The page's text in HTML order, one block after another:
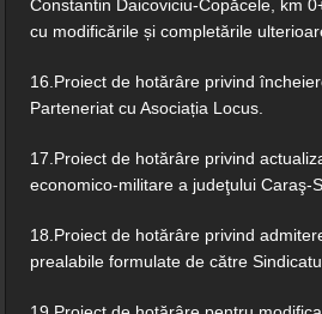
Constantin Daicoviciu-Copăcele, km
cu modificările și completările
16.Proiect de hotărâre privind
Parteneriat cu Asociația Locus.
17.Proiect de hotărâre privind
economico-militare a judeţului Caraş-
18.Proiect de hotărâre privind
prealabile formulate de către